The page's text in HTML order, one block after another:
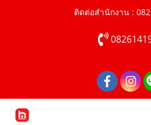
ติดต่อสำนักงาน :